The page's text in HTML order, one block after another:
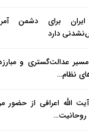
برای دشمن
دارد
عدالت‌گستری و
نظام…
الله اعرافی از حضور
روحانیت…